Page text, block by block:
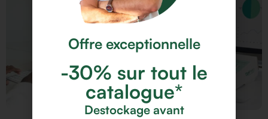
Offre exceptionnelle
-30% sur tout le
catalogue*
Destockage avant